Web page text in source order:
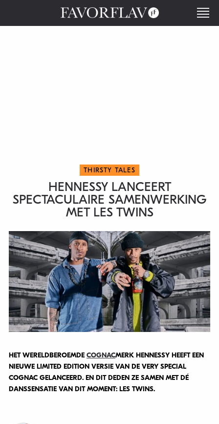
THIRSTY TALES
HENNESSY LANCEERT
SPECTACULAIRE SAMENWERKING
MET LES TWINS
HET WERELDBEROEMDE COGNACMERK HENNESSY HEEFT EEN
NIEUWE LIMITED EDITION VERSIE VAN DE VERY SPECIAL
COGNAC GELANCEERD. EN DIT DEDEN ZE SAMEN MET DÉ
DANSSENSATIE VAN DIT MOMENT: LES TWINS.